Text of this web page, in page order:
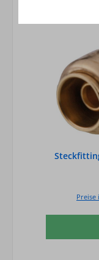
Preise